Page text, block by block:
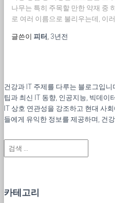
나무는 특히 주목할 만한 약재
로 여러 이름으로 불리우는데, 이
글쓴이 피터 , 3년전
건강과 IT 주제를 다루는 블로그입
팁과 최신 IT 동향, 인공지능, 빅데이
IT 상호 연관성을 강조하고 현대 사
들에게 유익한 정보를 제공하며, 건
검
색
카테고리